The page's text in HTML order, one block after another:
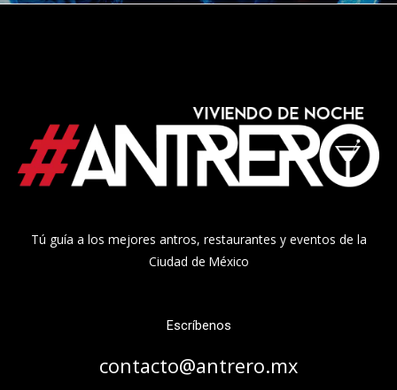
Tú guía a los mejores antros, restaurantes y eventos de la
Ciudad de México
Escríbenos
contacto@antrero.mx